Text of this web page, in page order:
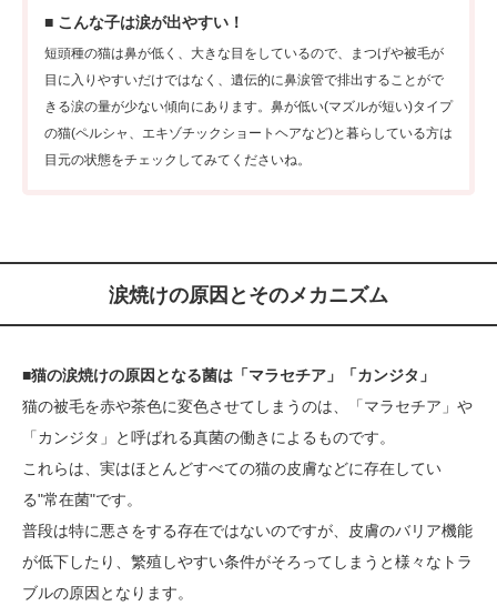
■ こんな子は涙が出やすい！
短頭種の猫は鼻が低く、大きな目をしているので、まつげや被毛が
目に入りやすいだけではなく、遺伝的に鼻涙管で排出することがで
きる涙の量が少ない傾向にあります。鼻が低い(マズルが短い)タイプ
の猫(ペルシャ、エキゾチックショートヘアなど)と暮らしている方は
目元の状態をチェックしてみてくださいね。
涙焼けの原因とそのメカニズム
■猫の涙焼けの原因となる菌は「マラセチア」「カンジタ」
猫の被毛を赤や茶色に変色させてしまうのは、「マラセチア」や
「カンジタ」と呼ばれる真菌の働きによるものです。
これらは、実はほとんどすべての猫の皮膚などに存在してい
る"常在菌"です。
普段は特に悪さをする存在ではないのですが、皮膚のバリア機能
が低下したり、繁殖しやすい条件がそろってしまうと様々なトラ
ブルの原因となります。